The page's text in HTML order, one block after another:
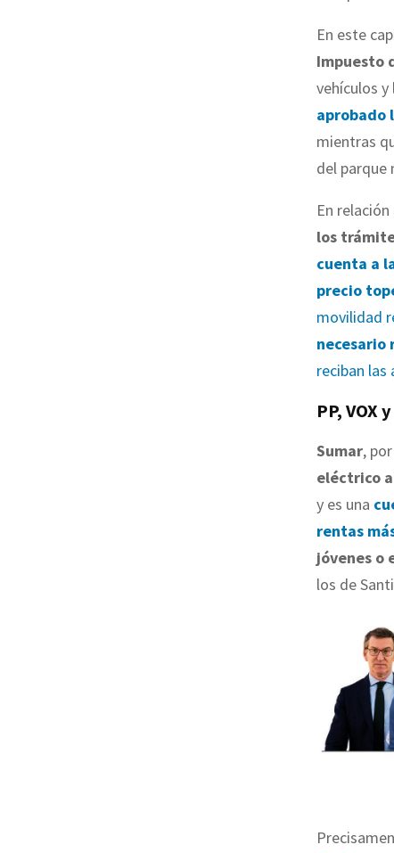
En este
Impuesto
vehículos
aprobado
mientras
del parque
En
los
cuenta a
precio
movilidad
necesario
reciban las
PP,
Sumar,
eléctrico
y es una
rentas
jóvenes o
los de